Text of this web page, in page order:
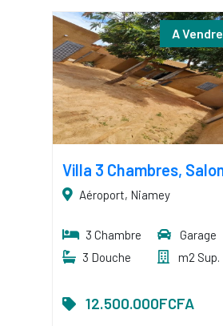
A Vendre
Aéroport, Niamey
3 Chambre
3 Douche
Garage
m2 Sup.
12.500.000FCFA